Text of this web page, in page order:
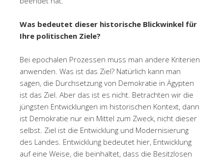
Was bedeutet dieser historische Blickwinkel für
Ihre politischen Ziele?
Bei epochalen Prozessen muss man andere Kriterien
anwenden. Was ist das Ziel? Natürlich kann man
sagen, die Durchsetzung von Demokratie in Ägypten
ist das Ziel. Aber das ist es nicht. Betrachten wir die
jüngsten Entwicklungen im historischen Kontext, dann
ist Demokratie nur ein Mittel zum Zweck, nicht dieser
selbst. Ziel ist die Entwicklung und Modernisierung
des Landes. Entwicklung bedeutet hier, Entwicklung
auf eine Weise, die beinhaltet, dass die Besitzlosen